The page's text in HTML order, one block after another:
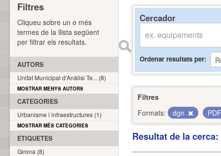
Cercador
Ordenar resultats per
Filtres
Formats:
dgn
Resultat de la
Filtres
Cliqueu sobre un o més
termes de la llista següent
per filtrar els resultats.
AUTORS
Unitat Municipal d'Anàlisi Te... (8)
MOSTRAR MENYS AUTORS
CATEGORIES
Urbanisme i infraestructures (1)
MOSTRAR MÉS CATEGORIES
ETIQUETES
Girona (8)